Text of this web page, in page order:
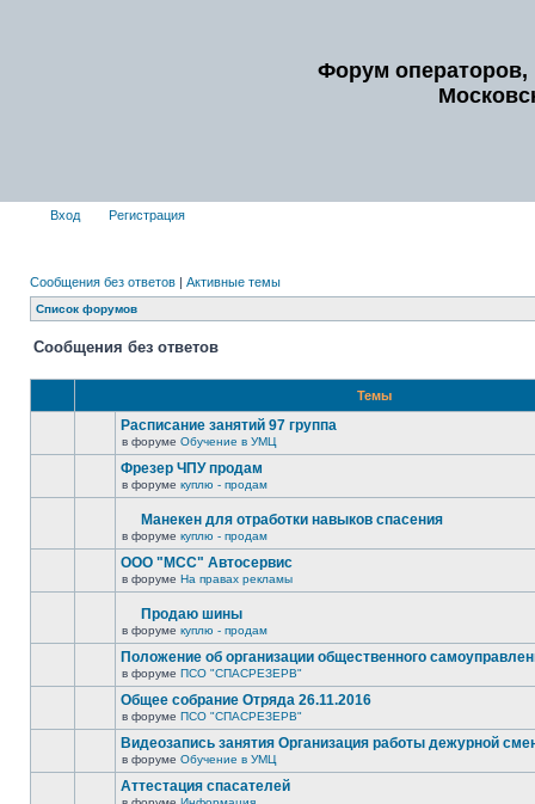
Форум операторов,
Вход Регистрация
Сообщения без ответов | Активные темы
Список форумов
Сообщения без ответов
Темы
Расписание занятий 97 группа
в форуме Обучение в УМЦ
Фрезер ЧПУ продам
в форуме куплю - продам
Манекен для отработки навыков спасения
в форуме куплю - продам
ООО "МСС" Автосервис
в форуме На правах рекламы
Продаю шины
в форуме куплю - продам
Положение об организации общественного
в форуме ПСО "СПАСРЕЗЕРВ"
Общее собрание Отряда 26.11.2016
в форуме ПСО "СПАСРЕЗЕРВ"
Видеозапись занятия Организация работы дежурной
в форуме Обучение в УМЦ
Аттестация спасателей